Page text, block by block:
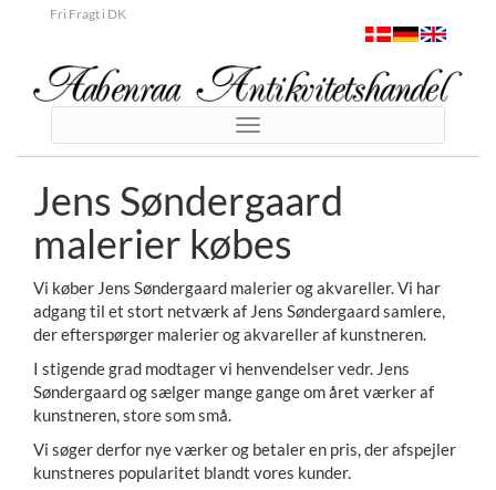
Fri Fragt i DK
Toggle
navigation
Jens Søndergaard
malerier købes
Vi køber Jens Søndergaard malerier og akvareller. Vi har
adgang til et stort netværk af Jens Søndergaard samlere,
der efterspørger malerier og akvareller af kunstneren.
I stigende grad modtager vi henvendelser vedr. Jens
Søndergaard og sælger mange gange om året værker af
kunstneren, store som små.
Vi søger derfor nye værker og betaler en pris, der afspejler
kunstneres popularitet blandt vores kunder.